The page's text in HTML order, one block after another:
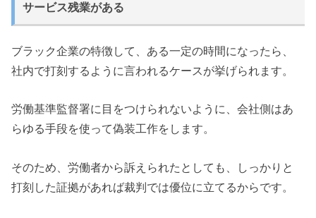
サービス残業がある
ブラック企業の特徴して、ある一定の時間になったら、
社内で打刻するように言われるケースが挙げられます。
労働基準監督署に目をつけられないように、会社側はあ
らゆる手段を使って偽装工作をします。
そのため、労働者から訴えられたとしても、しっかりと
打刻した証拠があれば裁判では優位に立てるからです。